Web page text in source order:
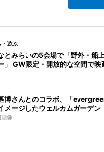
・遊ぶ
とみらいの5会場で「野外・船
」 GW限定・開放的な空間で映
博さんとのコラボ、「
メージしたウェルカムガーデン
画像